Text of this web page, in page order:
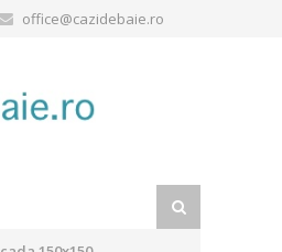
office@cazidebaie.ro